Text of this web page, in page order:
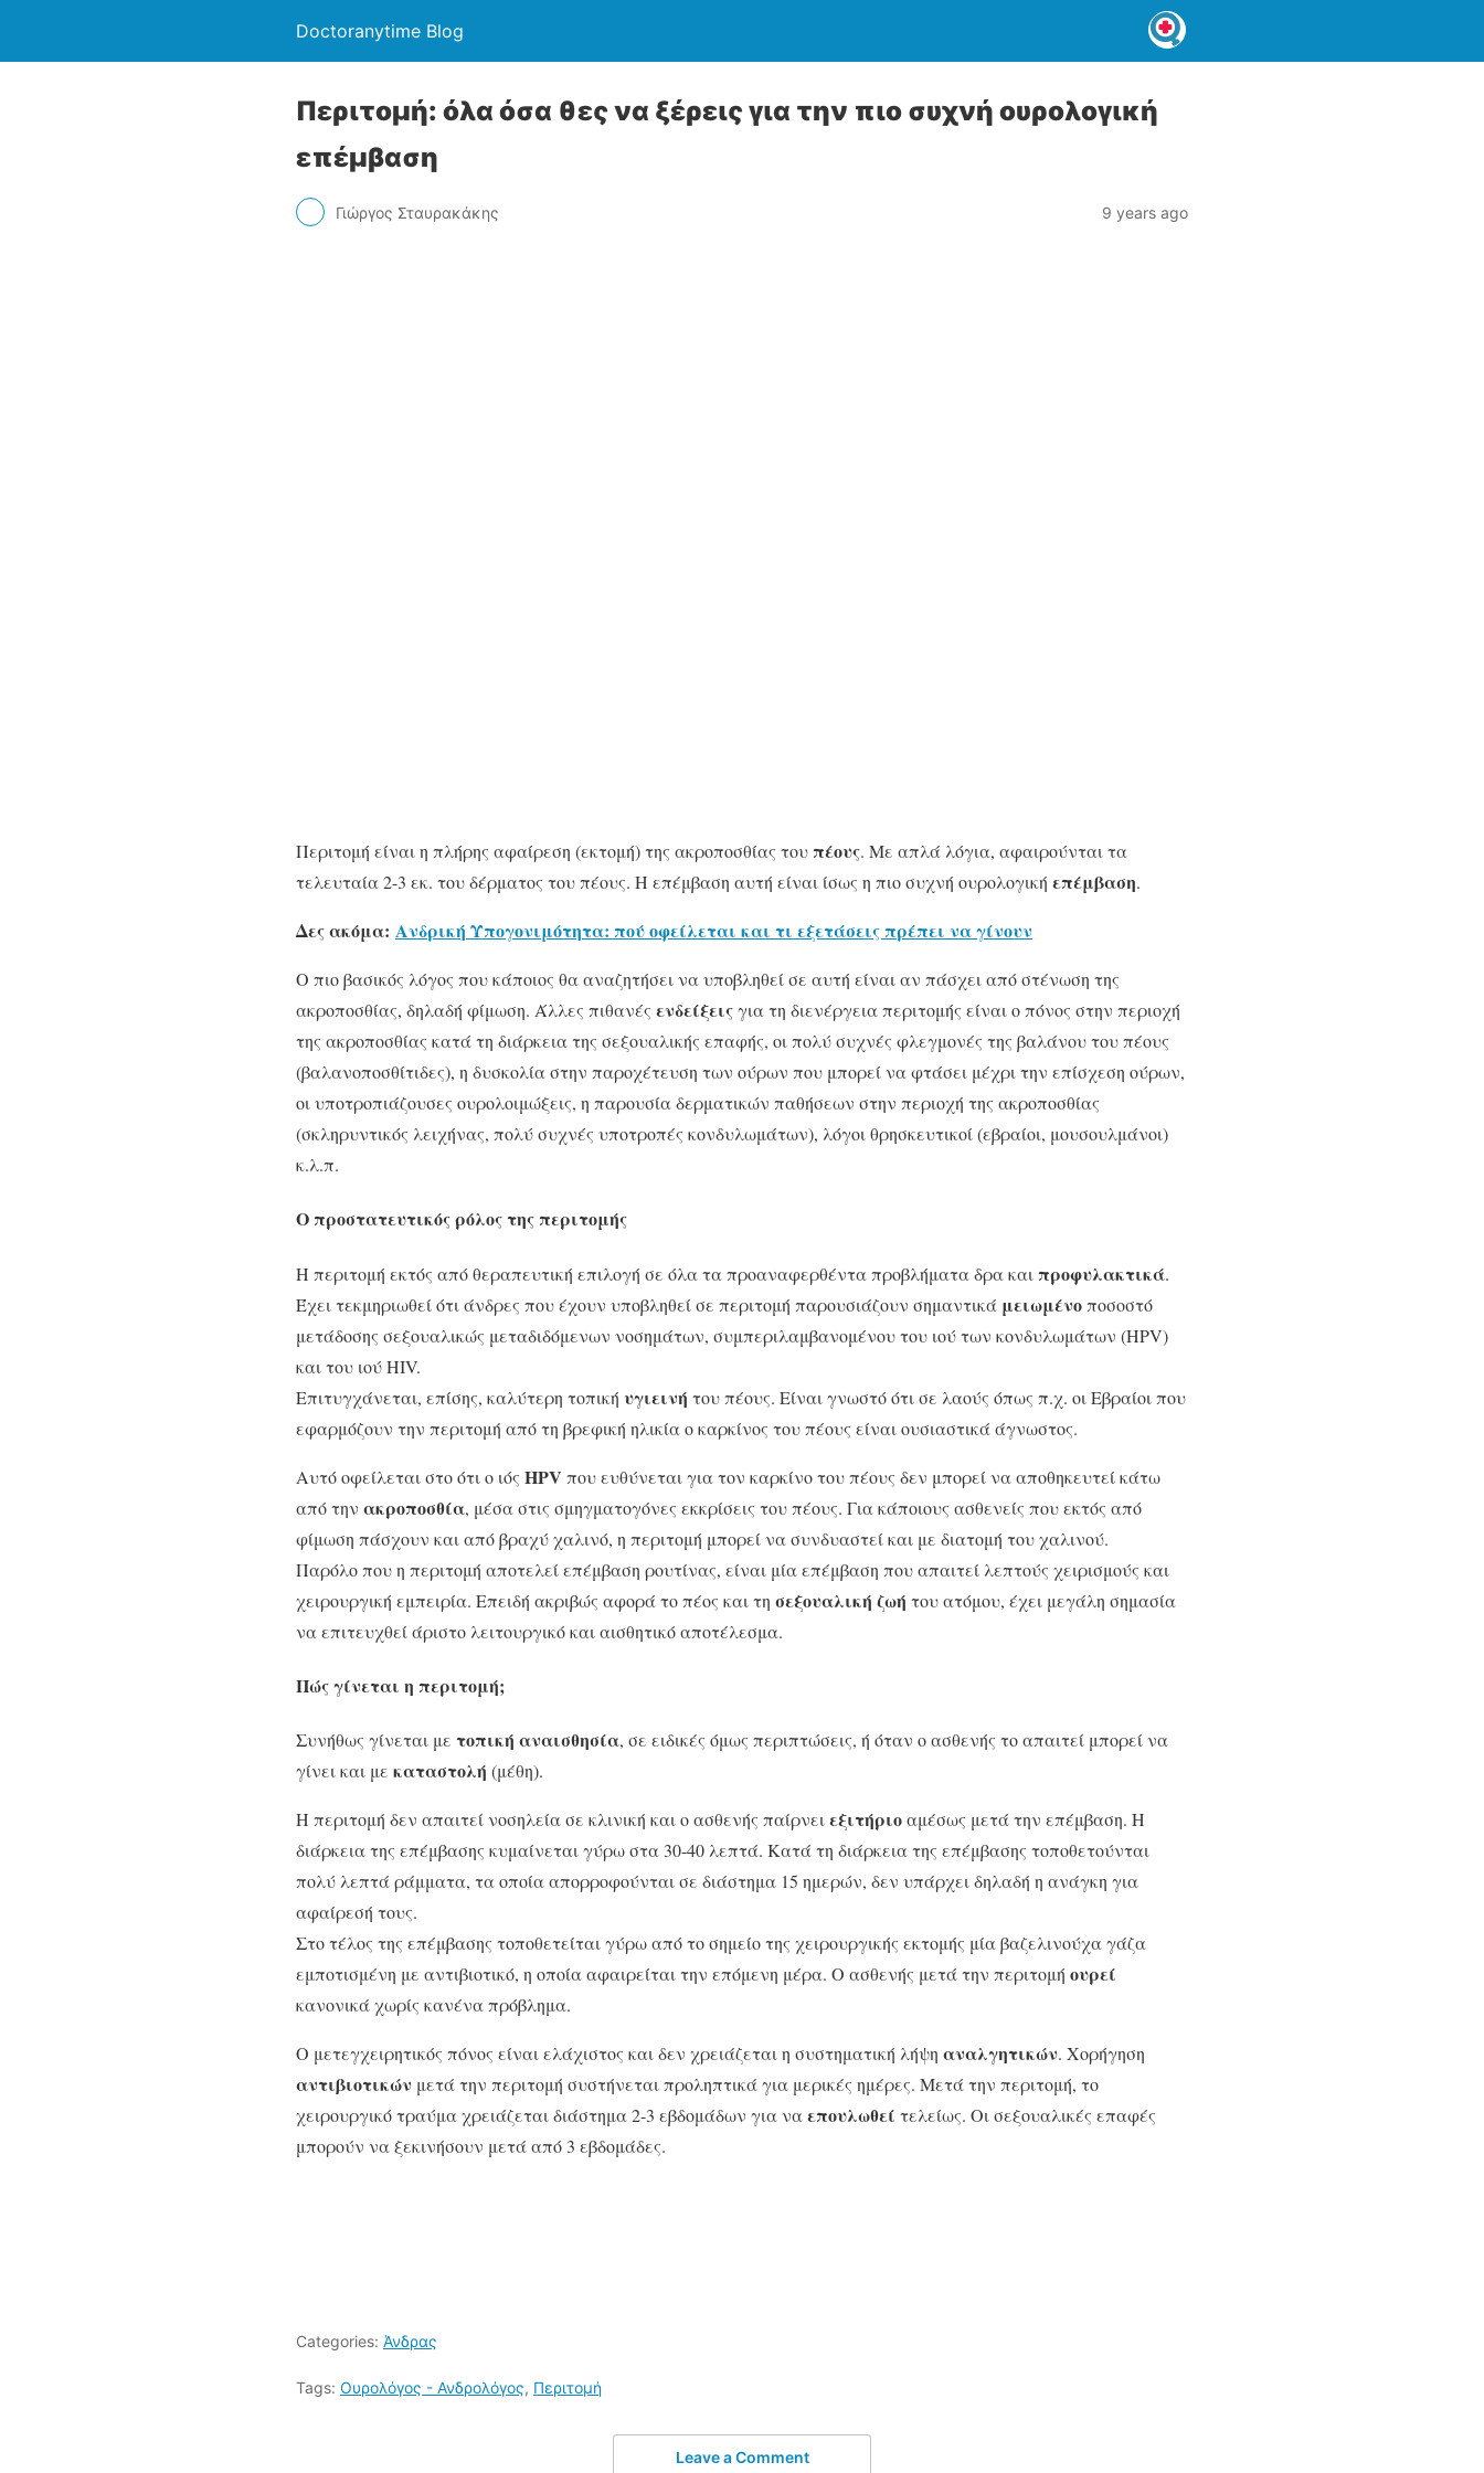
Doctoranytime Blog
Περιτομή: όλα όσα θες να ξέρεις για την πιο συχνή ουρολογική
επέμβαση
Γιώργος Σταυρακάκης 9 years ago
Περιτομή είναι η πλήρης αφαίρεση (εκτομή) της ακροποσθίας του πέους. Με απλά λόγια, αφαιρούνται τα
τελευταία 2-3 εκ. του δέρματος του πέους. Η επέμβαση αυτή είναι ίσως η πιο συχνή ουρολογική επέμβαση.
Δες ακόμα: Ανδρική Υπογονιμότητα: πού οφείλεται και τι εξετάσεις πρέπει να γίνουν
Ο πιο βασικός λόγος που κάποιος θα αναζητήσει να υποβληθεί σε αυτή είναι αν πάσχει από στένωση της
ακροποσθίας, δηλαδή φίμωση. Άλλες πιθανές ενδείξειςγια τη διενέργεια περιτομής είναι ο πόνος στην περιοχή
της ακροποσθίας κατά τη διάρκεια της σεξουαλικής επαφής, οι πολύ συχνές φλεγμονές της βαλάνου του πέους
(βαλανοποσθίτιδες), η δυσκολία στην παροχέτευση των ούρων που μπορεί να φτάσει μέχρι την επίσχεση ούρων,
οι υποτροπιάζουσες ουρολοιμώξεις, η παρουσία δερματικών παθήσεων στην περιοχή της ακροποσθίας
(σκληρυντικός λειχήνας, πολύ συχνές υποτροπές κονδυλωμάτων), λόγοι θρησκευτικοί (εβραίοι, μουσουλμάνοι)
κ.λ.π.
Ο προστατευτικός ρόλος της περιτομής
Η περιτομή εκτός από θεραπευτική επιλογή σε όλα τα προαναφερθέντα προβλήματα δρα και προφυλακτικά.
Έχει τεκμηριωθεί ότι άνδρες που έχουν υποβληθεί σε περιτομή παρουσιάζουν σημαντικά μειωμένοποσοστό
μετάδοσης σεξουαλικώς μεταδιδόμενων νοσημάτων, συμπεριλαμβανομένου του ιού των κονδυλωμάτων (HPV)
και του ιού HIV.
Επιτυγχάνεται, επίσης, καλύτερη τοπική υγιεινή του πέους. Είναι γνωστό ότι σε λαούς όπως π.χ. οι Εβραίοι που
εφαρμόζουν την περιτομή από τη βρεφική ηλικία ο καρκίνος του πέους είναι ουσιαστικά άγνωστος.
Αυτό οφείλεται στο ότι ο ιός HPV που ευθύνεται για τον καρκίνο του πέους δεν μπορεί να αποθηκευτεί κάτω
από την ακροποσθία, μέσα στις σμηγματογόνες εκκρίσεις του πέους. Για κάποιους ασθενείς που εκτός από
φίμωση πάσχουν και από βραχύ χαλινό, η περιτομή μπορεί να συνδυαστεί και με διατομή του χαλινού.
Παρόλο που η περιτομή αποτελεί επέμβαση ρουτίνας, είναι μία επέμβαση που απαιτεί λεπτούς χειρισμούς και
χειρουργική εμπειρία. Επειδή ακριβώς αφορά το πέος και τη σεξουαλική ζωή του ατόμου, έχει μεγάλη σημασία
να επιτευχθεί άριστο λειτουργικό και αισθητικό αποτέλεσμα.
Πώς γίνεται η περιτομή;
Συνήθως γίνεται με τοπική αναισθησία, σε ειδικές όμως περιπτώσεις, ή όταν ο ασθενής το απαιτεί μπορεί να
γίνει και με καταστολή (μέθη).
Η περιτομή δεν απαιτεί νοσηλεία σε κλινική και ο ασθενής παίρνειεξιτήριοαμέσως μετά την επέμβαση. Η
διάρκεια της επέμβασης κυμαίνεται γύρω στα 30-40 λεπτά. Κατά τη διάρκεια της επέμβασης τοποθετούνται
πολύ λεπτά ράμματα, τα οποία απορροφούνται σε διάστημα 15 ημερών, δεν υπάρχει δηλαδή η ανάγκη για
αφαίρεσή τους.
Στο τέλος της επέμβασης τοποθετείται γύρω από το σημείο της χειρουργικής εκτομής μία βαζελινούχα γάζα
εμποτισμένη με αντιβιοτικό, η οποία αφαιρείται την επόμενη μέρα. Ο ασθενής μετά την περιτομή ουρεί
κανονικά χωρίς κανένα πρόβλημα.
Ο μετεγχειρητικός πόνος είναι ελάχιστος και δεν χρειάζεται η συστηματική λήψη αναλγητικών. Χορήγηση
αντιβιοτικών μετά την περιτομή συστήνεται προληπτικά για μερικές ημέρες. Μετά την περιτομή, το
χειρουργικό τραύμα χρειάζεται διάστημα 2-3 εβδομάδων για ναεπουλωθεί τελείως. Οι σεξουαλικές επαφές
μπορούν να ξεκινήσουν μετά από 3 εβδομάδες.
Categories: Άνδρας
Tags: Ουρολόγος - Ανδρολόγος, Περιτομή
Leave a Comment